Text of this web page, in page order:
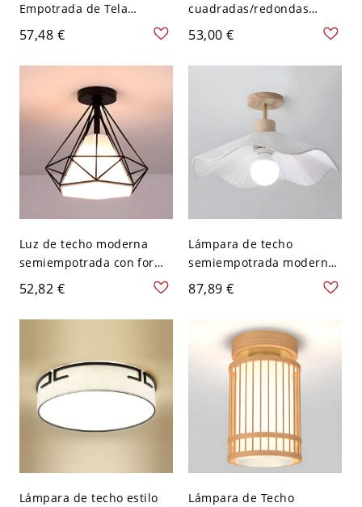
Empotrada de Tela
Contemporánea, Fijación
Textil Geométrica para
Dormitorio Pasillo - Negro
110 A 120 V Redondo
57,48 €
cuadradas/redondas
estilo asiático con
pantalla de tela para
vestíbulo - Cuadro 110 A
53,00 €
Luz de techo moderna
semiempotrada con forma
geométrica, pantalla de
tela y color de pantalla
blanco - Negro 110 A 120
52,82 €
Lámpara de techo
semiempotrada moderna
blanca con pantalla de
tela en forma de campana
87,89 €
Lámpara de techo estilo
Lámpara de Techo